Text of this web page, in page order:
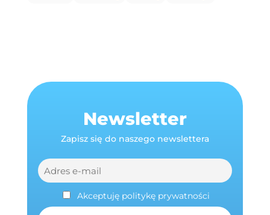
Newsletter
Zapisz się do naszego newslettera
Akceptuję politykę prywatności